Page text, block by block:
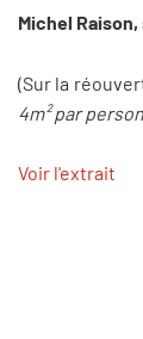
Michel
(Sur la
4m² par
Voir l'extrait